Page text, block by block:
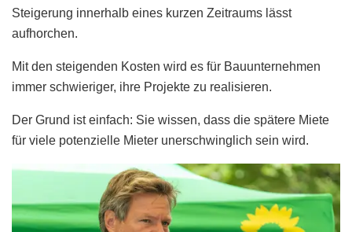
Steigerung innerhalb eines kurzen Zeitraums lässt
aufhorchen.
Mit den steigenden Kosten wird es für Bauunternehmen
immer schwieriger, ihre Projekte zu realisieren.
Der Grund ist einfach: Sie wissen, dass die spätere Miete
für viele potenzielle Mieter unerschwinglich sein wird.